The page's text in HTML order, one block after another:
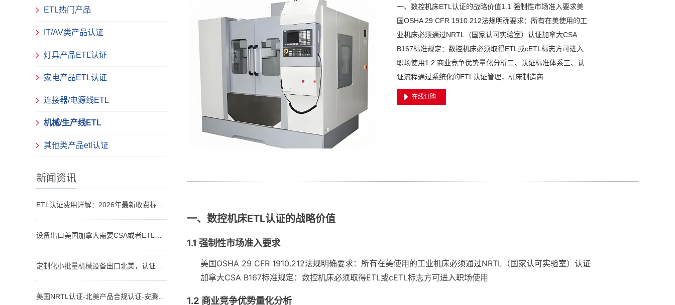
ETL热门产品
IT/AV类产品认证
灯具产品ETL认证
家电产品ETL认证
连接器/电源线ETL
机械/生产线ETL
其他类产品etl认证
新闻资讯
一、数控机床ETL认证的战略价值1.1 强制性市场准入要求美
国OSHA 29 CFR 1910.212法规明确要求：所有在美使用的工
业机床必须通过NRTL（国家认可实验室）认证加拿大CSA
B167标准规定：数控机床必须取得ETL或cETL标志方可进入
职场使用1.2 商业竞争优势量化分析二、认证标准体系三、认
证流程通过系统化的ETL认证管理，机床制造商
在线订购
一、数控机床ETL认证的战略价值
1.1 强制性市场准入要求
美国OSHA 29 CFR 1910.212法规明确要求：所有在美使用的工业机床必须通过NRTL（国家认可实验室）认证
加拿大CSA B167标准规定：数控机床必须取得ETL或cETL标志方可进入职场使用
1.2 商业竞争优势量化分析